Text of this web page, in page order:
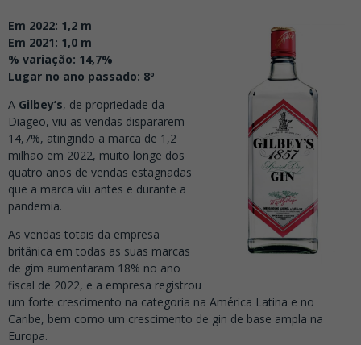
Em 2022: 1,2 m
Em 2021: 1,0 m
% variação: 14,7%
Lugar no ano passado: 8º
A Gilbey’s, de propriedade da
Diageo, viu as vendas dispararem
14,7%, atingindo a marca de 1,2
milhão em 2022, muito longe dos
quatro anos de vendas estagnadas
que a marca viu antes e durante a
pandemia.
As vendas totais da empresa
britânica em todas as suas marcas
de gim aumentaram 18% no ano
fiscal de 2022, e a empresa registrou
um forte crescimento na categoria na América Latina e no
Caribe, bem como um crescimento de gin de base ampla na
Europa.